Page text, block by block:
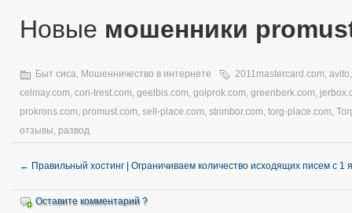
Новые мошенники
Быт сиса, Мошенничество в интернете 2011mastercard.com, avito
celmay.com, con-trest.com, geelbis.com, golprok.com, greenberk.com,
prokrons.com, promust.com, sell-place.com, strimbor.com, torg-place.com,
отзывы, развод
← Правильный хостинг | Ограничиваем количество исходящих писем с 1
Оставите комментарий ?